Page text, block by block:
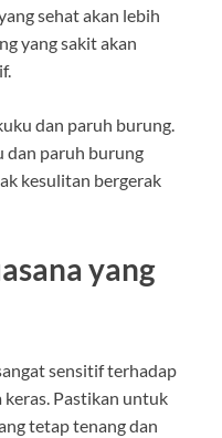
sehat akan lebih
yang sakit akan
dan paruh burung.
dan paruh burung
kesulitan bergerak
yang
sensitif terhadap
Pastikan untuk
tetap tenang dan